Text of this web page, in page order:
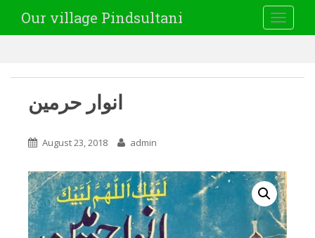
Our village Pindsultani
انوار حرمین
August 23, 2018 admin